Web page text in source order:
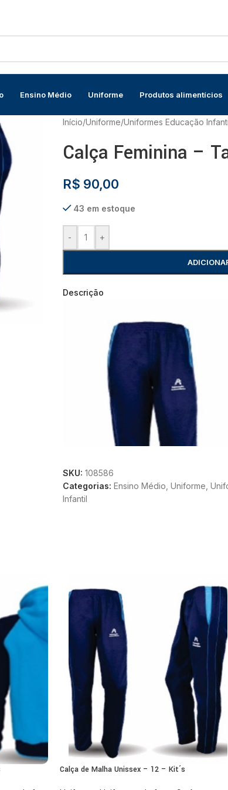
Ensino Médio Uniforme Produtos alimentícios
Início/Uniforme/Uniformes Educação
Calça Feminina –
R$ 90,00
43 em estoque
- +
Descrição
SKU: 108586
Categorias: Ensino Médio Uniforme
Infantil
Calça de Malha Unissex – 12 – Kit´s